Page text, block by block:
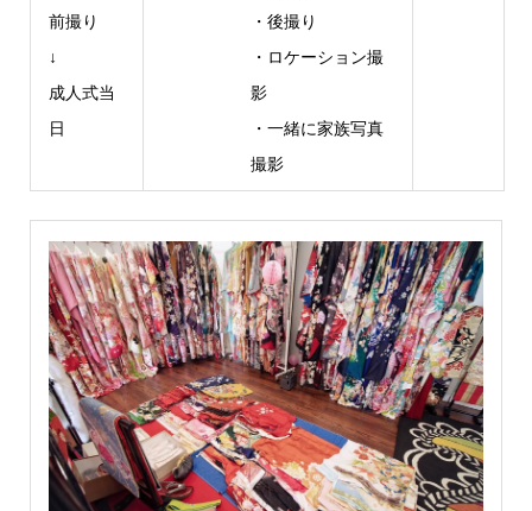
前撮り
↓
成人式当
日
・後撮り
・ロケーション撮
影
・一緒に家族写真
撮影